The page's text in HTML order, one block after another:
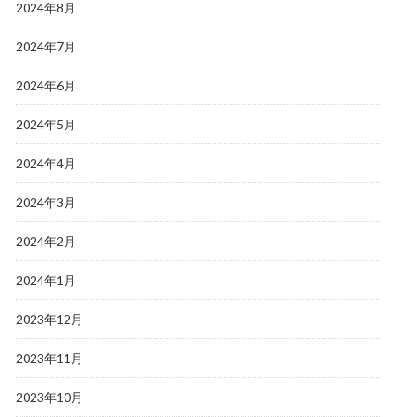
2024年8月
2024年7月
2024年6月
2024年5月
2024年4月
2024年3月
2024年2月
2024年1月
2023年12月
2023年11月
2023年10月